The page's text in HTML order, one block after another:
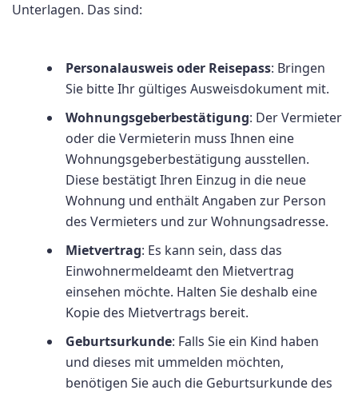
Unterlagen. Das sind:
Personalausweis oder Reisepass: Bringen
Sie bitte Ihr gültiges Ausweisdokument mit.
Wohnungsgeberbestätigung: Der Vermieter
oder die Vermieterin muss Ihnen eine
Wohnungsgeberbestätigung ausstellen.
Diese bestätigt Ihren Einzug in die neue
Wohnung und enthält Angaben zur Person
des Vermieters und zur Wohnungsadresse.
Mietvertrag: Es kann sein, dass das
Einwohnermeldeamt den Mietvertrag
einsehen möchte. Halten Sie deshalb eine
Kopie des Mietvertrags bereit.
Geburtsurkunde: Falls Sie ein Kind haben
und dieses mit ummelden möchten,
benötigen Sie auch die Geburtsurkunde des